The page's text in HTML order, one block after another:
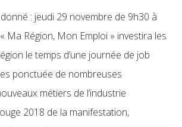
: jeudi 29 novembre de 9h30 à
Ma Région, Mon Emploi » investira les
le temps d’une journée de job
ponctuée de nombreuses
métiers de l’industrie
2018 de la manifestation,